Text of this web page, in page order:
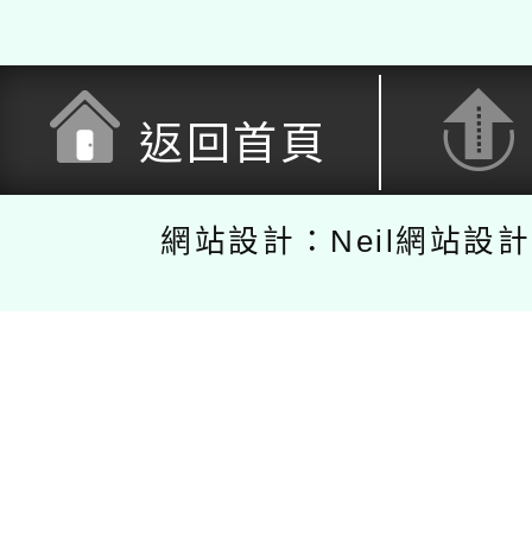
返回首頁
網站設計：Neil網站設